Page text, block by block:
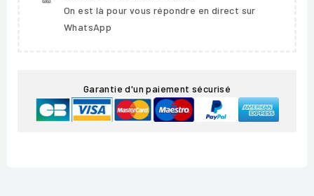
On est là pour vous répondre en direct sur
WhatsApp
Garantie d'un paiement sécurisé